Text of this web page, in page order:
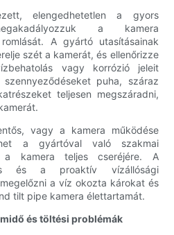
elengedhetetlen a gyors
a kamera
A gyártó utasításainak
szét a kamerát, és ellenőrizze
vagy korrózió jeleit
puha, száraz
teljesen megszáradni,
vagy a kamera működése
a gyártóval való szakmai
a kamera teljes cseréjére. A
és a proaktív vízállósági
a víz okozta károkat és
tilt pipe kamera élettartamát.
és töltési problémák